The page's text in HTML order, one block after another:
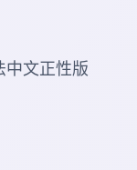
中文正性版